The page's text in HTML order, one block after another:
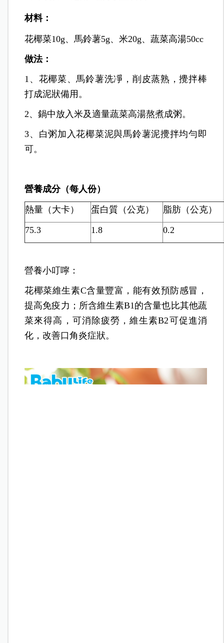
材料：
花椰菜10g、馬鈴薯5g、米20g、蔬菜高湯50cc
做法：
1、花椰菜、馬鈴薯洗凈，削皮蒸熟，攪拌棒
打成泥狀備用。
2、鍋中放入米及適量蔬菜高湯熬煮成粥。
3、白粥加入花椰菜泥與馬鈴薯泥攪拌均勻即
可。
營養成分（每人份）
熱量（大卡） 蛋白質（公克） 脂肪（公克）
75.3 1.8 0.2
營養小叮嚀：
花椰菜維生素C含量豐富，能有效預防感冒，
提高免疫力；所含維生素B1的含量也比其他蔬
菜來得高，可消除疲勞，維生素B2可促進消
化，改善口角炎症狀。